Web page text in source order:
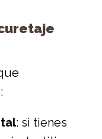
: si tienes